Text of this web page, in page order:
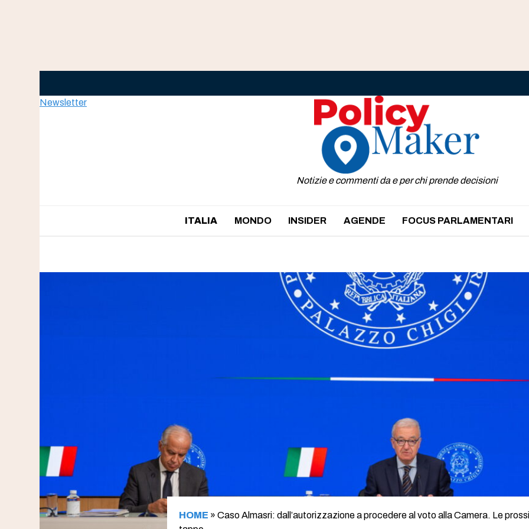
Newsletter
Notizie e commenti da e per chi prende decisioni
ITALIA MONDO INSIDER AGENDE FOCUS PARLAMENTARI
HOME »Caso Almasri: dall’autorizzazione a procedere al voto alla Camera. Le